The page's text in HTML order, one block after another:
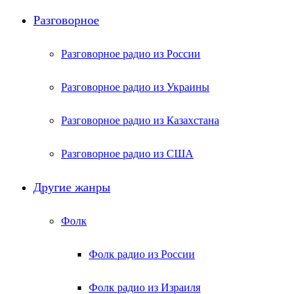
Разговорное
Разговорное радио из России
Разговорное радио из Украины
Разговорное радио из Казахстана
Разговорное радио из США
Другие жанры
Фолк
Фолк радио из России
Фолк радио из Израиля